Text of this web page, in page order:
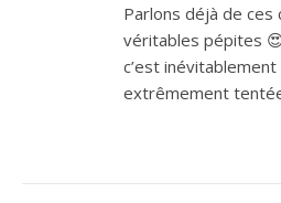
Parlons déjà de
véritables pépites
c’est
extrêmement